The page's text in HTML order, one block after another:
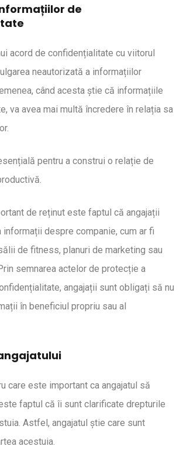
de
acord de confidențialitate cu viitorul
neautorizată a informațiilor
când acesta știe că informațiile
va avea mai multă încredere în relația sa
pentru a construi o relație de
de reținut este faptul că angajații
informații despre companie, cum ar fi
de fitness, planuri de marketing sau
semnarea actelor de protecție a
angajații sunt obligați să nu
în beneficiul propriu sau al
care este important ca angajatul să
faptul că îi sunt clarificate drepturile
Astfel, angajatul știe care sunt
acestuia.